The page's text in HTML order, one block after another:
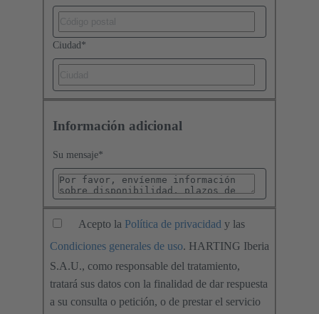
Ciudad *
Información adicional
Su mensaje*
Acepto la Política de privacidad y las
Condiciones generales de uso. HARTING Iberia
S.A.U., como responsable del tratamiento,
tratará sus datos con la finalidad de dar respuesta
a su consulta o petición, o de prestar el servicio